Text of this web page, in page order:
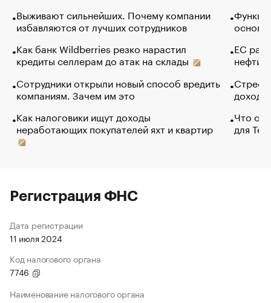
Выживают сильнейших. Почему компании
избавляются от лучших сотрудников
Как банк Wildberries резко нарастил
кредиты селлерам до атак на склады
Сотрудники открыли новый способ вредить
компаниям. Зачем им это
Как налоговики ищут доходы
неработающих покупателей яхт и квартир
основ
ЕС
нефти
Что
для
Регистрация ФНС
Дата регистрации
11 июля 2024
Код налогового органа
7746
Наименование налогового органа